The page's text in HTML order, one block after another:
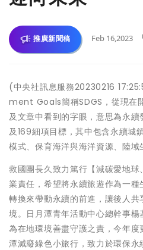
推廣新聞稿 Feb 16,2023
(中央社訊息服務20230216
ment Goals簡稱SDGS，從現在
及文章中看到的字眼，意思為永
及169細項目標，其中包含永續城
模式、保育海洋與海洋資源、陸域
救國團長久致力篤行【減碳愛地
業責任，希望將永續旅遊作為一
轉換來帶動永續的前進，讓後人
境。日月潭青年活動中心總幹事
為在地環境善盡守護之責，今年
潭減廢綠色小旅行，致力於環保永